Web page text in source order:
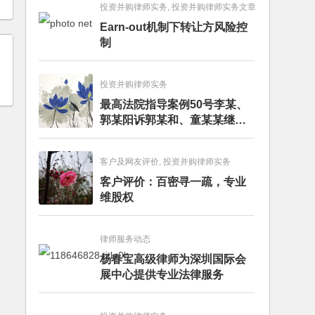
投资并购律师实务, 投资并购律师实务文章
Earn-out机制下转让方风险控
制
投资并购律师实务
最高法院指导案例50号李某、
郭某阳诉郭某和、童某某继承
纠纷案
客户及网友评价, 投资并购律师实务
客户评价：百密寻一疏，专业
维股权
律师服务动态
杨春宝高级律师为深圳国际会
展中心提供专业法律服务